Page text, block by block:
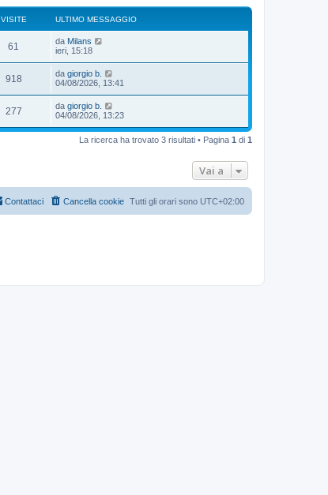
VISITE ULTIMO MESSAGGIO
61 da Milans
ieri, 15:18
918 da giorgio b.
04/08/2026, 13:41
277 da giorgio b.
04/08/2026, 13:23
La ricerca ha trovato 3 risultati • Pagina 1 di 1
Vai a
Tutti gli orari sono UTC+02:00
Cancella cookie
Contattaci